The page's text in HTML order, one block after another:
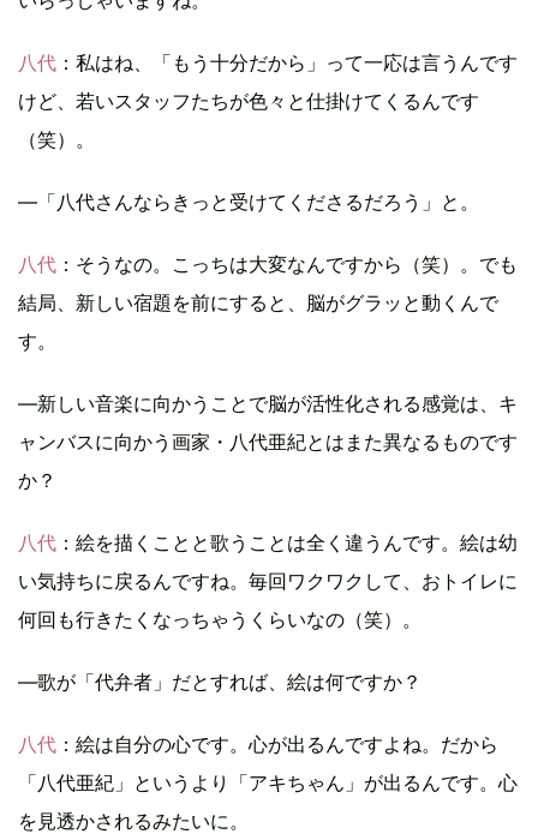
八代 ：私はね、「もう十分だから」って一応は言うんです
けど、若いスタッフたちが色々と仕掛けてくるんです
（笑）。
―「八代さんならきっと受けてくださるだろう」と。
八代 ：そうなの。こっちは大変なんですから（笑）。でも
結局、新しい宿題を前にすると、脳がグラッと動くんで
す。
―新しい音楽に向かうことで脳が活性化される感覚は、キ
ャンバスに向かう画家・八代亜紀とはまた異なるものです
か？
八代 ：絵を描くことと歌うことは全く違うんです。絵は幼
い気持ちに戻るんですね。毎回ワクワクして、おトイレに
何回も行きたくなっちゃうくらいなの（笑）。
―歌が「代弁者」だとすれば、絵は何ですか？
八代 ：絵は自分の心です。心が出るんですよね。だから
「八代亜紀」というより「アキちゃん」が出るんです。心
を見透かされるみたいに。